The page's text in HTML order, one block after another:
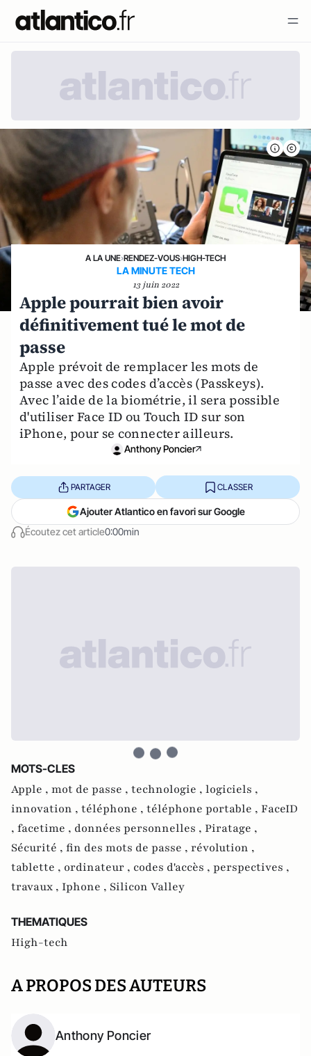
A LA UNE›RENDEZ-VOUS›HIGH-TECH
LA MINUTE TECH
13 juin 2022
Apple pourrait bien avoir
définitivement tué le mot de
passe
Apple prévoit de remplacer les mots de
passe avec des codes d’accès (Passkeys).
Avec l’aide de la biométrie, il sera possible
d'utiliser Face ID ou Touch ID sur son
iPhone, pour se connecter ailleurs.
Anthony Poncier
Écoutez cet article0:00min
PARTAGER CLASSER
Ajouter Atlantico en favori sur Google
MOTS-CLES
Apple , mot de passe , technologie , logiciels ,
innovation , téléphone , téléphone portable , FaceID
, facetime , données personnelles , Piratage ,
Sécurité , fin des mots de passe , révolution ,
tablette , ordinateur , codes d'accès , perspectives ,
travaux , Iphone , Silicon Valley
THEMATIQUES
High-tech
A PROPOS DES AUTEURS
Anthony Poncier